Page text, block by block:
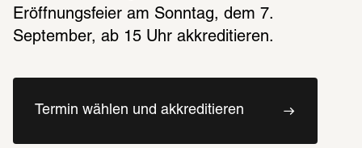
Eröffnungsfeier am Sonntag, dem 7.
September, ab 15 Uhr akkreditieren.
Termin wählen und akkreditieren